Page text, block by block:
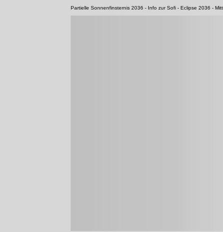
Partielle Sonnenfinsternis 2036 - Info zur Sofi - Eclipse 2036 -